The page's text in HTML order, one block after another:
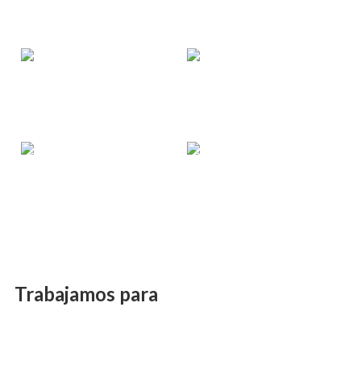
HOTELERÍA
COMERCIOS
MODA
PRODUCTOS
Trabajamos para